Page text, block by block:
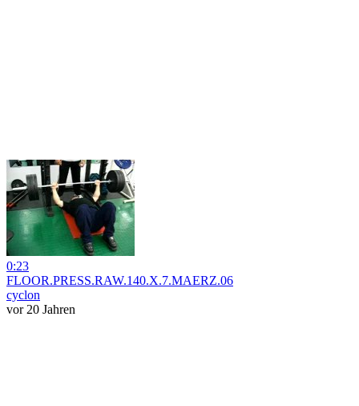
0:23
FLOOR.PRESS.RAW.140.X.7.MAERZ.06
cyclon
vor 20 Jahren